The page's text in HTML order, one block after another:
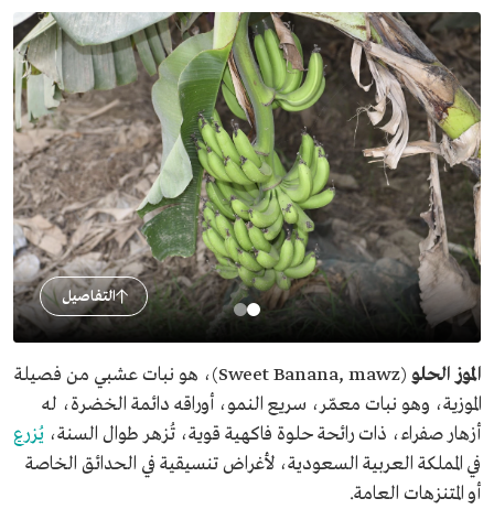
التفاصيل
الموز الحلو
(Sweet Banana, mawz)، هو نبات عشبي من فصيلة
الموزية، وهو نبات معمّر، سريع النمو، أوراقه دائمة الخضرة، له
أزهار صفراء، ذات رائحة حلوة فاكهية قوية، تُزهر طوال السنة، يُزرع
في المملكة العربية السعودية، لأغراض تنسيقية في الحدائق الخاصة
أو المتنزهات العامة.